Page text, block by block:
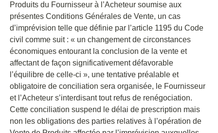
Produits du Fournisseur à l’Acheteur soumise aux
présentes Conditions Générales de Vente, un cas
d’imprévision telle que définie par l’article 1195 du Code
civil comme suit : « un changement de circonstances
économiques entourant la conclusion de la vente et
affectant de façon significativement défavorable
l’équilibre de celle-ci », une tentative préalable et
obligatoire de conciliation sera organisée, le Fournisseur
et l’Acheteur s’interdisant tout refus de renégociation.
Cette conciliation suspend le délai de prescription mais
non les obligations des parties relatives à l’opération de